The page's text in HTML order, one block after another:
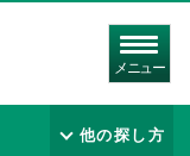
メニュー
他の探し方